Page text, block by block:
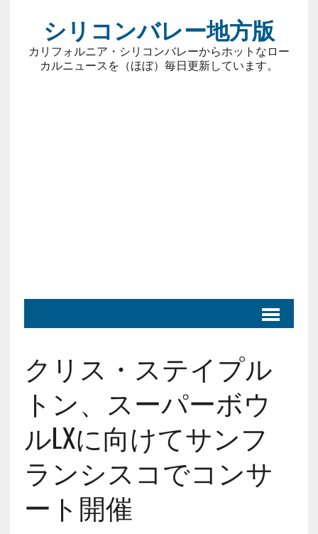
シリコンバレー地方版
カリフォルニア・シリコンバレーからホットなロー
カルニュースを（ほぼ）毎日更新しています。
クリス・ステイプル
トン、スーパーボウ
ルLXに向けてサンフ
ランシスコでコンサ
ート開催